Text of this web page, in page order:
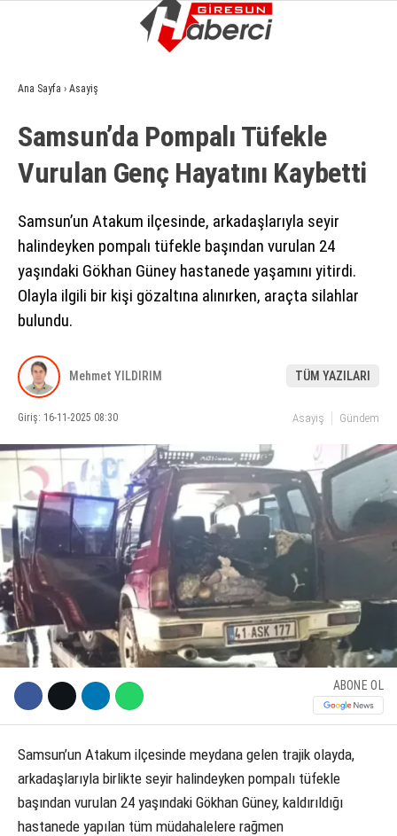
WhatsApp İhbar Hattı
Facebook
Instagram
Youtube
GÜNDEM
EKONOMI
SIYASET
ASAYIŞ
SPOR
YAŞAM
EĞITIM
SAĞLIK
SERVISLER
Ana Sayfa › Asayiş
Samsun’da Pompalı Tüfekle
Vurulan Genç Hayatını Kaybetti
Samsun’un Atakum ilçesinde, arkadaşlarıyla seyir
halindeyken pompalı tüfekle başından vurulan 24
yaşındaki Gökhan Güney hastanede yaşamını yitirdi.
Olayla ilgili bir kişi gözaltına alınırken, araçta silahlar
bulundu.
Mehmet YILDIRIM TÜM YAZILARI
Giriş: 16-11-2025 08:30 Asayiş Gündem
ABONE OL
Samsun’un Atakum ilçesinde meydana gelen trajik olayda,
arkadaşlarıyla birlikte seyir halindeyken pompalı tüfekle
başından vurulan 24 yaşındaki Gökhan Güney, kaldırıldığı
hastanede yapılan tüm müdahalelere rağmen